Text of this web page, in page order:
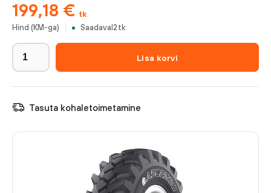
199,18 € tk
Hind (KM-ga) Saadaval 2 tk
Lisa korvi
Tasuta kohaletoimetamine